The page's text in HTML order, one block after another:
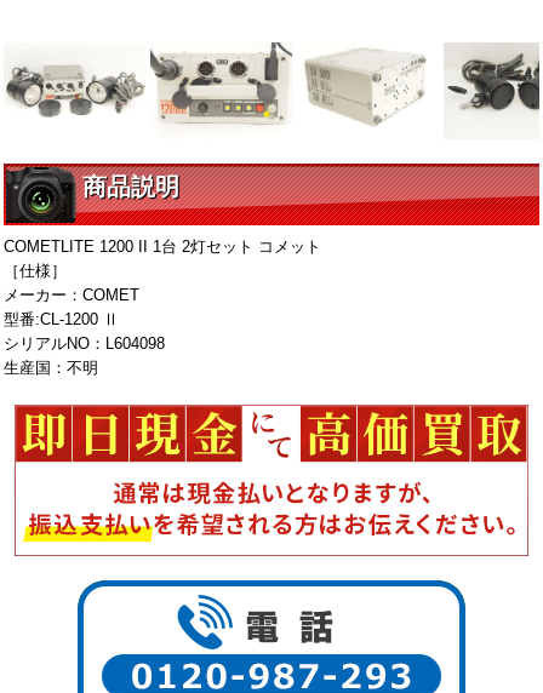
商品説明
COMETLITE 1200 II 1台 2灯セット コメット
［仕様］
メーカー：COMET
型番:CL-1200 Ⅱ
シリアルNO：L604098
生産国：不明